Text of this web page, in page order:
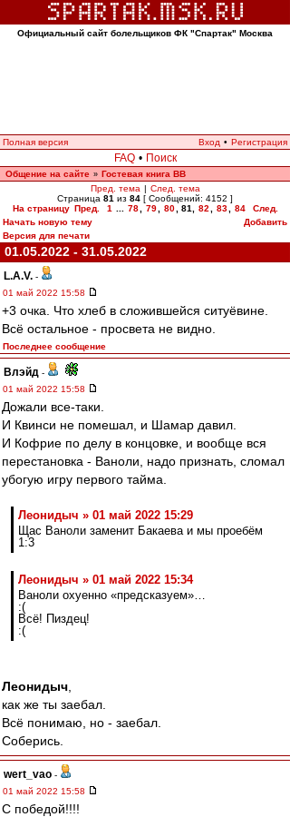
Официальный сайт болельщиков ФК "Спартак" Москва
Полная версия Вход • Регистрация
FAQ • Поиск
Общение на сайте » Гостевая книга ВВ
Пред. тема | След. тема
Страница 81 из 84 [ Сообщений: 4152 ]
На страницу Пред. 1 78 79 80 81 82 83 84
След.
Начать новую тему
Добавить
Версия для печати
01.05.2022 - 31.05.2022
L.А.V. -
01 май 2022 15:58
+3 очка. Что хлеб в сложившейся ситуёвине.
Всё остальное - просвета не видно.
Последнее сообщение
Влэйд -
01 май 2022 15:58
Дожали все-таки.
И Квинси не помешал, и Шамар давил.
И Кофрие по делу в концовке, и вообще вся
перестановка - Ваноли, надо признать, сломал
убогую игру первого тайма.
Леонидыч » 01 май 2022 15:29
Щас Ваноли заменит Бакаева и мы проебём
1:3
Леонидыч » 01 май 2022 15:34
Ваноли охуенно «предсказуем»…
:(
Всё! Пиздец!
:(
Леонидыч
как же ты заебал.
Всё понимаю, но - заебал.
Соберись.
wert_vao -
01 май 2022 15:58
С победой!!!!